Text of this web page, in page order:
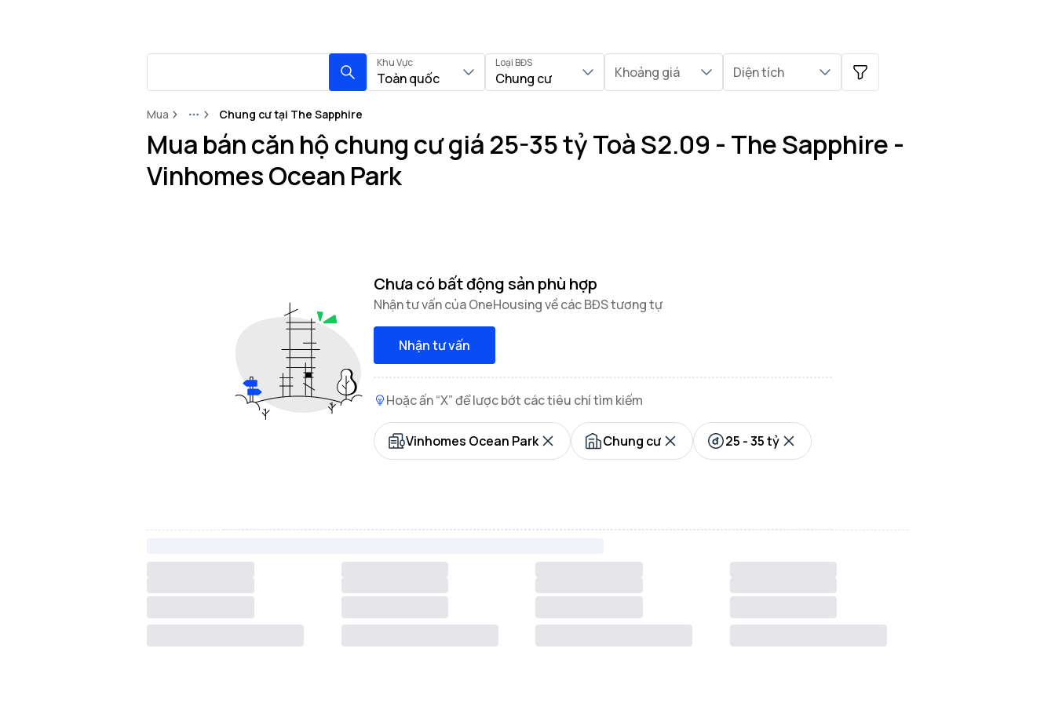
Khu Vực
Toàn quốc
Loại BĐS
Chung cư Khoảng giá Diện tích
Mua MoreChung cư tại The Sapphire
Mua bán căn hộ chung cư giá 25-35 tỷ Toà S2.09 - The Sapphire -
Vinhomes Ocean Park
Chưa có bất động sản phù hợp
Nhận tư vấn của OneHousing về các BĐS tương tự
Nhận tư vấn
Hoặc ấn “X” để lược bớt các tiêu chí tìm kiếm
Vinhomes Ocean Park Chung cư 25 - 35 tỷ